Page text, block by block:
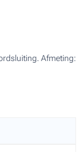
Afmeting: